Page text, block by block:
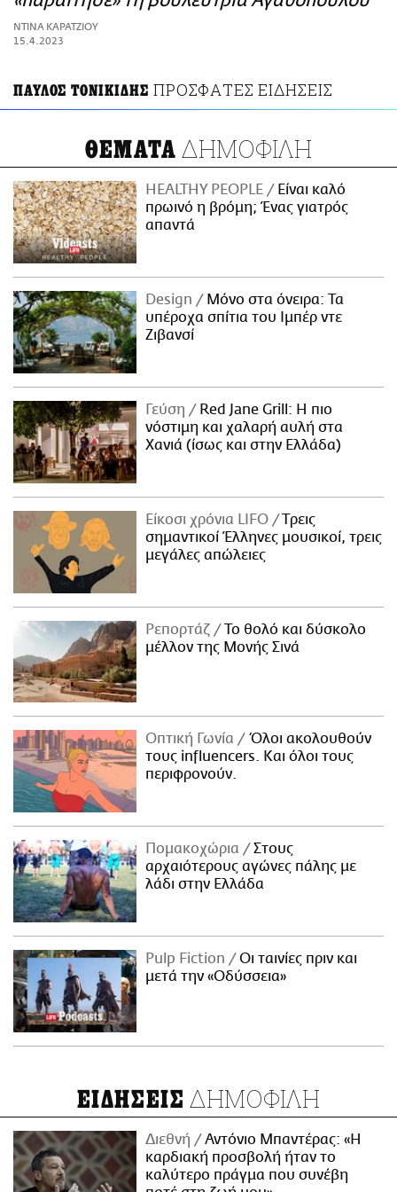
ΑΜΠΑ
PRINT
ΝΤΙΝΑ ΚΑΡΑΤΖΙΟΥ
15.4.2023
ΠΑΥΛΟΣ ΤΟΝΙΚΙΔΗΣ ΠΡΟΣΦΑΤΕΣ ΕΙΔΗΣΕΙΣ
ΘΕΜΑΤΑ ΔΗΜΟΦΙΛΗ
HEALTHY PEOPLE
Είναι καλό
πρωινό η βρόμη; Ένας γιατρός
απαντά
Design
Μόνο στα όνειρα: Τα
υπέροχα σπίτια του Ιμπέρ ντε
Ζιβανσί
Γεύση
Red Jane Grill: Η πιο
νόστιμη και χαλαρή αυλή στα
Χανιά (ίσως και στην Ελλάδα)
Είκοσι χρόνια LIFO
Tρεις
σημαντικοί Έλληνες μουσικοί, τρεις
μεγάλες απώλειες
Ρεπορτάζ
Το θολό και δύσκολο
μέλλον της Μονής Σινά
Οπτική Γωνία
Όλοι ακολουθούν
τους influencers. Και όλοι τους
περιφρονούν.
Πομακοχώρια
Στους
αρχαιότερους αγώνες πάλης με
λάδι στην Ελλάδα
Pulp Fiction
Οι ταινίες πριν και
μετά την «Οδύσσεια»
ΕΙΔΗΣΕΙΣ ΔΗΜΟΦΙΛΗ
Διεθνή
Αντόνιο Μπαντέρας: «Η
καρδιακή προσβολή ήταν το
καλύτερο πράγμα που συνέβη